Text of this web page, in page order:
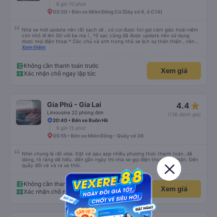
8 giờ 10 phút
05:30 • Bến xe Miền Đông Cũ (Dãy số 6, ô C14)
Nhà xe mới update nên rất sạch sẽ , có coi được tivi gợi cảm giác hoài niệm
còn nhỏ đi lên SG với ba mẹ í , *ổ sạc cũng đã được update nên sử dụng
được mọi điện thoại * Các chú và anh trong nhà xe lịch sự thân thiện , nên
các bạn yên tâm , giá còn phù hợp nữa nói chung oki la ngen , ai có nhu cầu
Xem thêm
Không cần thanh toán trước
Xác nhận chỗ ngay lập tức
Xem giá
Gia Phú - Gia Lai
Limousine 22 phòng đơn
4.4 star_rate
(136 đánh giá)
20:40 • Bến xe Buôn Hồ
9 giờ 15 phút
05:55 • Bến xe Miền Đông - Quầy vé 36
Nhìn chung là rất okie. Đặt vé qau app nhiều phương thức thanh toán, dễ
dàng, rõ ràng dễ hiểu. đến gần ngày thì nhà xe gọi điện thoại xác nhận. Đến
quầy đổi vé và ra xe thôi.
Không cần thanh toán trước
Xác nhận chỗ ngay lập tức
Xem giá